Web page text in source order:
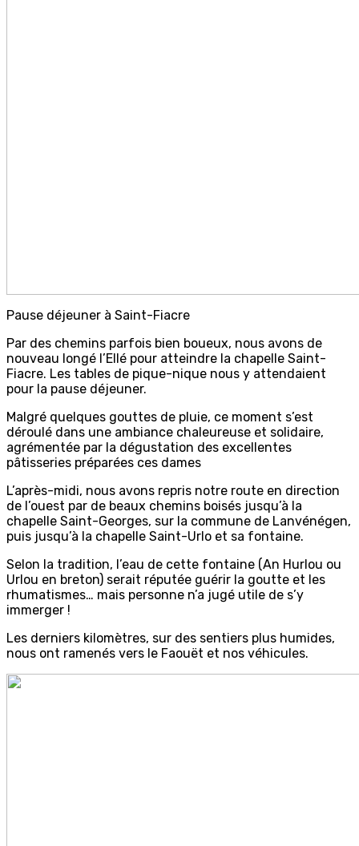
Pause déjeuner à Saint-Fiacre
Par des chemins parfois bien boueux, nous avons de
nouveau longé l’Ellé pour atteindre la chapelle Saint-
Fiacre. Les tables de pique-nique nous y attendaient
pour la pause déjeuner.
Malgré quelques gouttes de pluie, ce moment s’est
déroulé dans une ambiance chaleureuse et solidaire,
agrémentée par la dégustation des excellentes
pâtisseries préparées ces dames
L’après-midi, nous avons repris notre route en direction
de l’ouest par de beaux chemins boisés jusqu’à la
chapelle Saint-Georges, sur la commune de Lanvénégen,
puis jusqu’à la chapelle Saint-Urlo et sa fontaine.
Selon la tradition, l’eau de cette fontaine (An Hurlou ou
Urlou en breton) serait réputée guérir la goutte et les
rhumatismes… mais personne n’a jugé utile de s’y
immerger !
Les derniers kilomètres, sur des sentiers plus humides,
nous ont ramenés vers le Faouët et nos véhicules.